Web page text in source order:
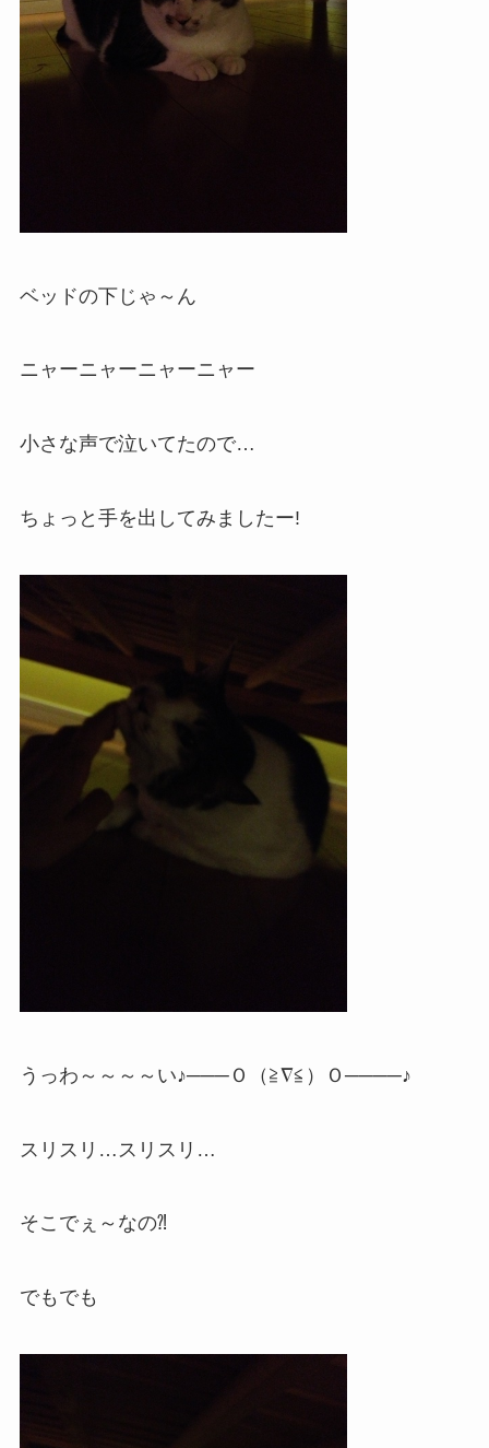
ベッドの下じゃ～ん
ニャーニャーニャーニャー
小さな声で泣いてたので…
ちょっと手を出してみましたー!
うっわ～～～～い♪───Ｏ（≧∇≦）Ｏ────♪
スリスリ…スリスリ…
そこでぇ～なの⁈
でもでも